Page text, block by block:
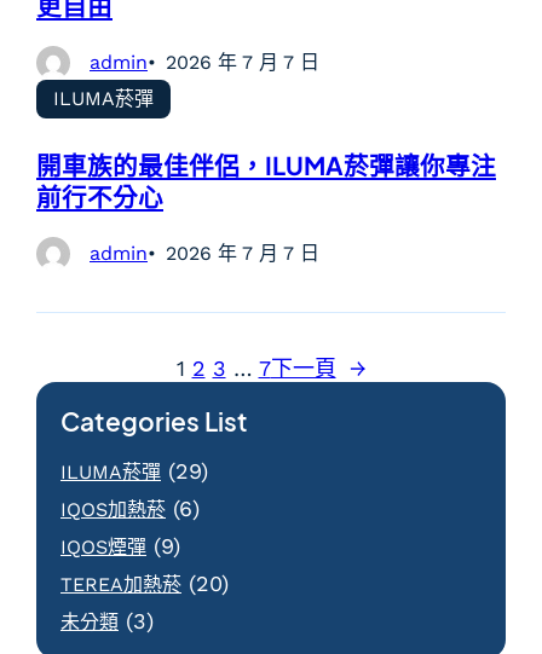
admin
2026 年 7 月 7 日
ILUMA菸彈
開車族的最佳伴侶，ILUMA菸彈讓你專注
前行不分心
admin 2026 年 7 月 7 日
1 2 3 … 7下一頁 →
Categories List
ILUMA菸彈 (29)
IQOS加熱菸 (6)
IQOS煙彈 (9)
TEREA加熱菸 (20)
未分類 (3)